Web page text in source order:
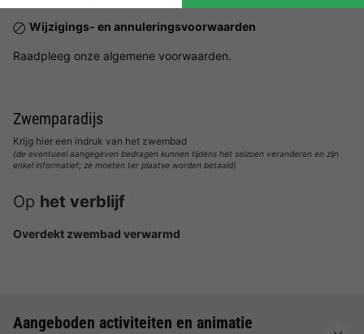
Wijzigings- en annuleringsvoorwaarden
Raadpleeg onze algemene voorwaarden.
Zwemparadijs
Krijg hier een indruk van het zwembad
(de eventueel aangegeven bedragen kunnen tijdens het seizoen veranderen en zijn
enkel informatief; ze moeten ter plaatse worden betaald)
Op het verblijf
Overdekt zwembad verwarmd
Aangeboden activiteiten en animatie